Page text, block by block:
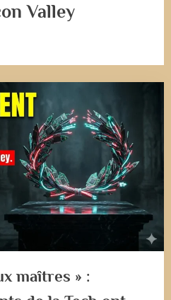
Valley
maîtres » :